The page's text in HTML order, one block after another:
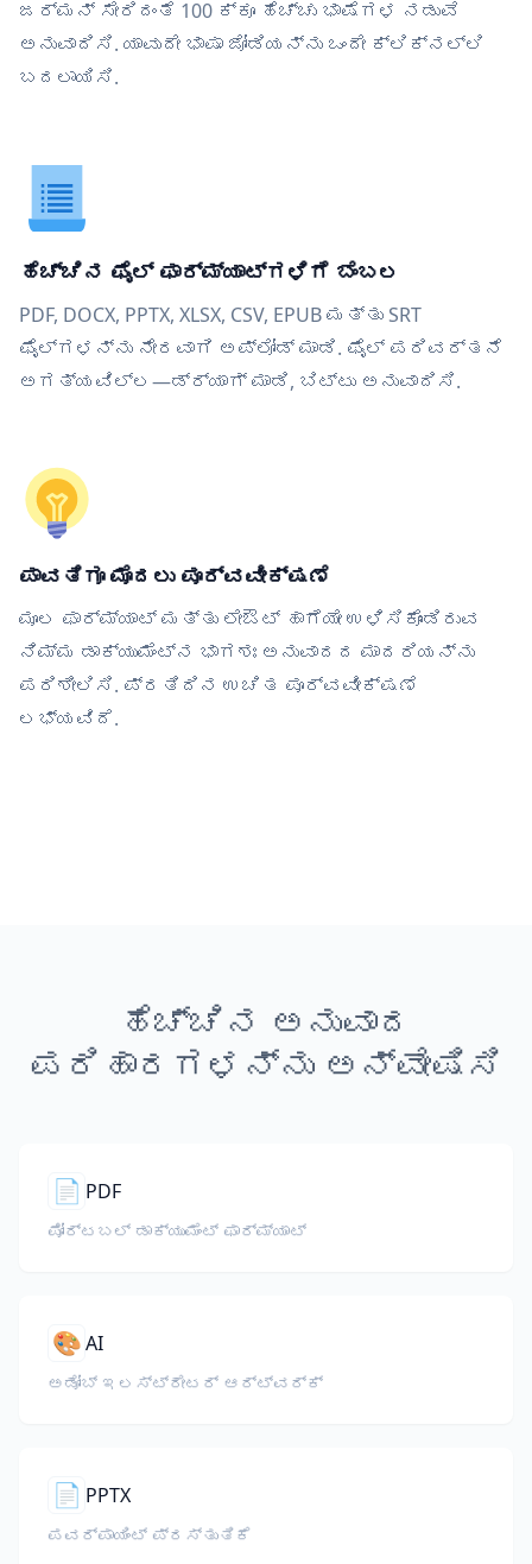
ಜರ್ಮನ್ ಸೇರಿದಂತೆ 100 ಕ್ಕೂ ಹೆಚ್ಚು ಭಾಷೆಗಳ ನಡುವೆ
ಅನುವಾದಿಸಿ. ಯಾವುದೇ ಭಾಷಾ ಜೋಡಿಯನ್ನು ಒಂದೇ ಕ್ಲಿಕ್‌ನಲ್ಲಿ
ಬದಲಾಯಿಸಿ.
ಹೆಚ್ಚಿನ ಫೈಲ್ ಫಾರ್ಮ್ಯಾಟ್‌ಗಳಿಗೆ ಬೆಂಬಲ
PDF, DOCX, PPTX, XLSX, CSV, EPUB ಮತ್ತು SRT
ಫೈಲ್‌ಗಳನ್ನು ನೇರವಾಗಿ ಅಪ್ಲೋಡ್ ಮಾಡಿ. ಫೈಲ್ ಪರಿವರ್ತನೆ
ಅಗತ್ಯವಿಲ್ಲ—ಡ್ರ್ಯಾಗ್ ಮಾಡಿ, ಬಿಟ್ಟು ಅನುವಾದಿಸಿ.
ಪಾವತಿಗೂ ಮೊದಲು ಪೂರ್ವವೀಕ್ಷಣೆ
ಮೂಲ ಫಾರ್ಮ್ಯಾಟ್ ಮತ್ತು ಲೇಔಟ್ ಹಾಗೆಯೇ ಉಳಿಸಿಕೊಂಡಿರುವ
ನಿಮ್ಮ ಡಾಕ್ಯುಮೆಂಟ್‌ನ ಭಾಗಶಃ ಅನುವಾದದ ಮಾದರಿಯನ್ನು
ಪರಿಶೀಲಿಸಿ. ಪ್ರತಿದಿನ ಉಚಿತ ಪೂರ್ವವೀಕ್ಷಣೆ
ಲಭ್ಯವಿದೆ.
ಹೆಚ್ಚಿನ ಅನುವಾದ
ಪರಿಹಾರಗಳನ್ನು ಅನ್ವೇಷಿಸಿ
📄 PDF
ಪೋರ್ಟಬಲ್ ಡಾಕ್ಯುಮೆಂಟ್ ಫಾರ್ಮ್ಯಾಟ್
🎨AI
ಅಡೋಬ್ ಇಲಸ್ಟ್ರೇಟರ್ ಆರ್ಟ್‌ವರ್ಕ್
📄 PPTX
ಪವರ್‌ಪಾಯಿಂಟ್ ಪ್ರಸ್ತುತಿಕೆ